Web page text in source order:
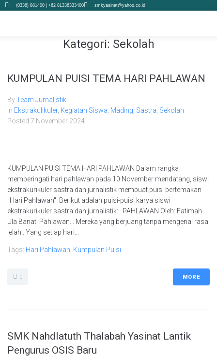
(0336) 881400 | +62 81336333400 smkyasinat@yahoo.co.id
Kategori: Sekolah
KUMPULAN PUISI TEMA HARI PAHLAWAN
ByTeam Jurnalistik
In Ekstrakulikuler, Kegiatan Siswa Mading Sastra Sekolah
Posted 7 November 2024
KUMPULAN PUISI TEMA HARI PAHLAWAN Dalam rangka
memperingati hari pahlawan pada 10 November mendatang, siswi
ekstrakurikuler sastra dan jurnalistik membuat puisi bertemakan
"Hari Pahlawan". Berikut adalah puisi-puisi karya siswi
ekstrakurikuler sastra dan jurnalistik: PAHLAWAN Oleh: Fatimah
Ula Banati Pahlawan... Mereka yang berjuang tanpa mengenal rasa
lelah.. Yang setiap hari...
Tags: Hari Pahlawan Kumpulan Puisi
0 MORE
SMK Nahdlatuth Thalabah Yasinat Lantik
Pengurus OSIS Baru